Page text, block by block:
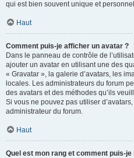
qui est bien souvent unique et
Haut
Comment puis-je afficher un avatar ?
Dans le panneau de contrôle de
ajouter un avatar en utilisant une des
« Gravatar », la galerie d’avatars, les
locales. Les administrateurs du forum
des avatars et des méthodes qu’ils
Si vous ne pouvez pas utiliser
administrateur du forum.
Haut
Quel est mon rang et comment puis-je